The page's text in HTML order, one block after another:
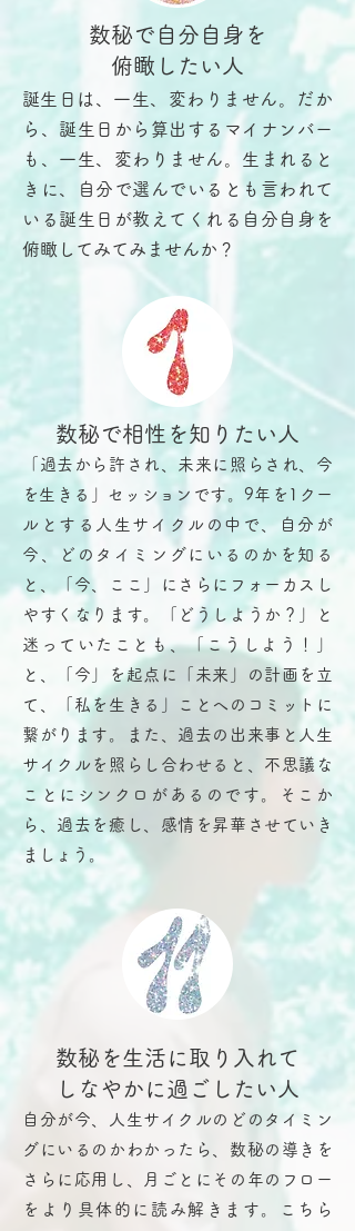
数秘で自分自身を
俯瞰したい人
​誕生日は、一生、変わりません。だか
ら、誕生日から算出するマイナンバー
も、一生、変わりません。生まれると
きに、自分で選んでいるとも言われて
いる誕生日が教えてくれる自分自身を
俯瞰してみてみませんか？
数秘で相性を知りたい人
「過去から許され、未来に照らされ、今
を生きる」セッションです。9年を1クー
ルとする人生サイクルの中で、自分が
今、どのタイミングにいるのかを知る
と、「今、ここ」にさらにフォーカスし
やすくなります。「どうしようか？」と
迷っていたことも、「こうしよう！」
と、「今」を起点に「未来」の計画を立
て、「私を生きる」ことへのコミットに
繋がります。また、過去の出来事と人生
サイクルを照らし合わせると、不思議な
ことにシンクロがあるのです。そこか
ら、過去を癒し、感情を昇華させていき
ましょう。
数秘を生活に取り入れて
​しなやかに過ごしたい人
自分が今、人生サイクルのどのタイミン
グにいるのかわかったら、数秘の導きを
さらに応用し、月ごとにその年のフロー
をより具体的に読み解きます。こちら